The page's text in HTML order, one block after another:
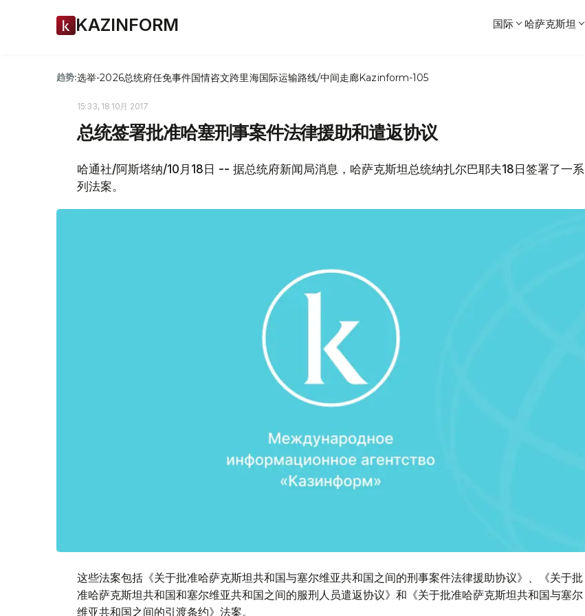
KAZINFORM 国际 哈萨克斯坦
趋势:选举-2026总统府任免事件国情咨文跨里海国际运输路线/中间走廊Kazinform-105
15:33, 18 10月 2017
总统签署批准哈塞刑事案件法律援助和遣返协议
哈通社/阿斯塔纳/10月18日 -- 据总统府新闻局消息，哈萨克斯坦总统纳扎尔巴耶夫18日签署了一系
列法案。
这些法案包括《关于批准哈萨克斯坦共和国与塞尔维亚共和国之间的刑事案件法律援助协议》、《关于批
准哈萨克斯坦共和国和塞尔维亚共和国之间的服刑人员遣返协议》和《关于批准哈萨克斯坦共和国与塞尔
维亚共和国之间的引渡条约》法案。